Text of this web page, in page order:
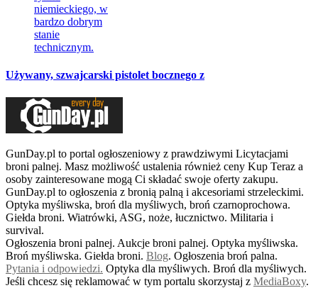
Używany, szwajcarski pistolet bocznego z
GunDay.pl to portal ogłoszeniowy z prawdziwymi Licytacjami
broni palnej. Masz możliwość ustalenia również ceny Kup Teraz a
osoby zainteresowane mogą Ci składać swoje oferty zakupu.
GunDay.pl to ogłoszenia z bronią palną i akcesoriami strzeleckimi.
Optyka myśliwska, broń dla myśliwych, broń czarnoprochowa.
Giełda broni. Wiatrówki, ASG, noże, łucznictwo. Militaria i
survival.
Ogłoszenia broni palnej. Aukcje broni palnej. Optyka myśliwska.
Broń myśliwska. Giełda broni. Blog. Ogłoszenia broń palna.
Pytania i odpowiedzi. Optyka dla myśliwych. Broń dla myśliwych.
Jeśli chcesz się reklamować w tym portalu skorzystaj z MediaBoxy.